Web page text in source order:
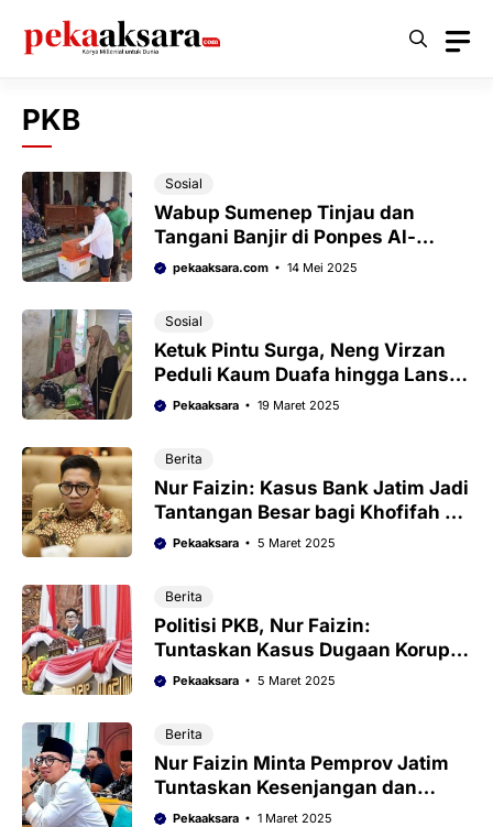
PKB
Sosial
Wabup Sumenep Tinjau dan
Tangani Banjir di Ponpes Al-
Amien
pekaaksara.com 14 Mei 2025
Sosial
Ketuk Pintu Surga, Neng Virzan
Peduli Kaum Duafa hingga Lansia
di Sumenep
Pekaaksara 19 Maret 2025
Berita
Nur Faizin: Kasus Bank Jatim Jadi
Tantangan Besar bagi Khofifah di
Periode Kedua
Pekaaksara 5 Maret 2025
Berita
Politisi PKB, Nur Faizin:
Tuntaskan Kasus Dugaan Korupsi
Bank Jatim
Pekaaksara 5 Maret 2025
Berita
Nur Faizin Minta Pemprov Jatim
Tuntaskan Kesenjangan dan
Kemiskinan di Madura
Pekaaksara 1 Maret 2025